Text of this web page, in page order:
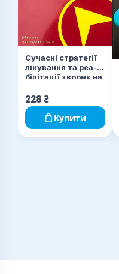
Сучасні стратегії
лікування та реа­
білітації хворих на
228 ₴
Купити